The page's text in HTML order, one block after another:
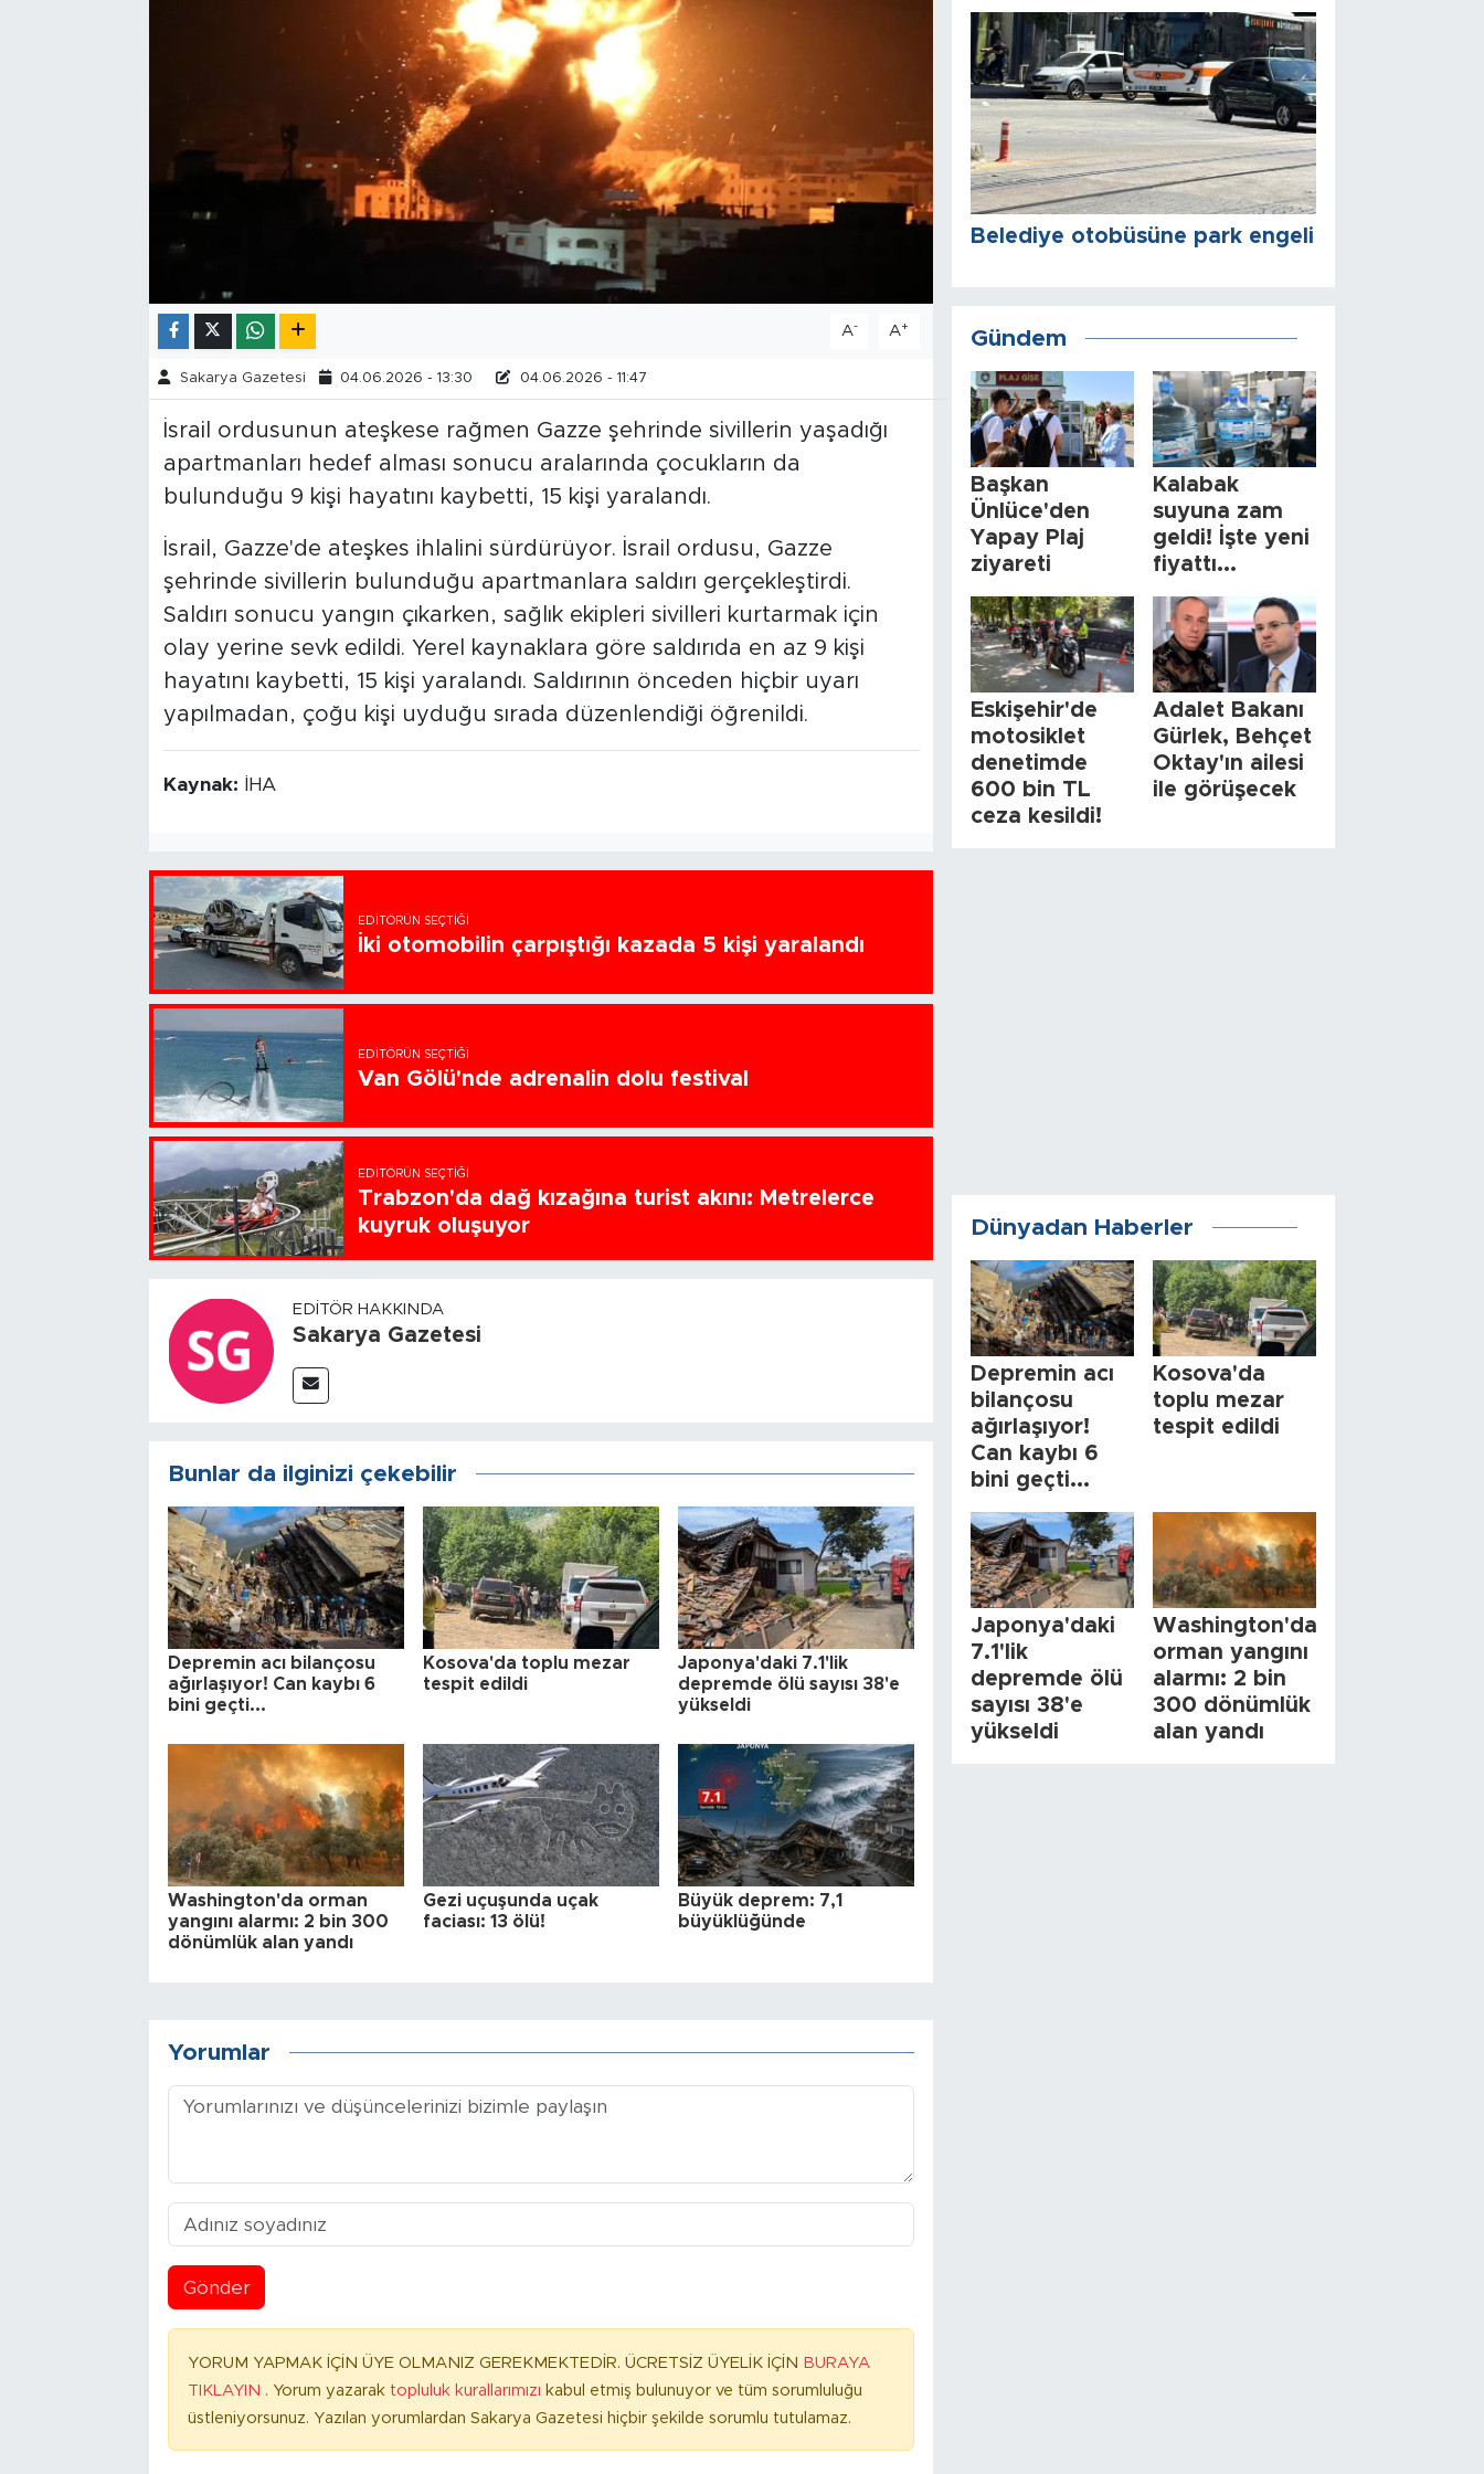
A- A+
Sakarya Gazetesi 04.06.2026 - 13:30 04.06.2026 - 11:47
İsrail ordusunun ateşkese rağmen Gazze şehrinde sivillerin yaşadığı
apartmanları hedef alması sonucu aralarında çocukların da
bulunduğu 9 kişi hayatını kaybetti, 15 kişi yaralandı.
İsrail, Gazze'de ateşkes ihlalini sürdürüyor. İsrail ordusu, Gazze
şehrinde sivillerin bulunduğu apartmanlara saldırı gerçekleştirdi.
Saldırı sonucu yangın çıkarken, sağlık ekipleri sivilleri kurtarmak için
olay yerine sevk edildi. Yerel kaynaklara göre saldırıda en az 9 kişi
hayatını kaybetti, 15 kişi yaralandı. Saldırının önceden hiçbir uyarı
yapılmadan, çoğu kişi uyduğu sırada düzenlendiği öğrenildi.
Kaynak: İHA
EDITÖRÜN SEÇTIĞI
İki otomobilin çarpıştığı kazada 5 kişi yaralandı
EDITÖRÜN SEÇTIĞI
Van Gölü'nde adrenalin dolu festival
EDITÖRÜN SEÇTIĞI
Trabzon'da dağ kızağına turist akını: Metrelerce
kuyruk oluşuyor
EDITÖR HAKKINDA
Sakarya Gazetesi
Bunlar da ilginizi çekebilir
Depremin acı bilançosu
ağırlaşıyor! Can kaybı 6
bini geçti...
Kosova'da toplu mezar
tespit edildi
Japonya'daki 7.1'lik
depremde ölü sayısı 38'e
yükseldi
Washington'da orman
yangını alarmı: 2 bin 300
dönümlük alan yandı
Gezi uçuşunda uçak
faciası: 13 ölü!
Büyük deprem: 7,1
büyüklüğünde
Yorumlar
Gönder
YORUM YAPMAK İÇİN ÜYE OLMANIZ GEREKMEKTEDİR. ÜCRETSİZ ÜYELİK İÇİN BURAYA
TIKLAYIN . Yorum yazarak topluluk kurallarımızı kabul etmiş bulunuyor ve tüm sorumluluğu
üstleniyorsunuz. Yazılan yorumlardan Sakarya Gazetesi hiçbir şekilde sorumlu tutulamaz.
Belediye otobüsüne park engeli
Gündem
Başkan
Ünlüce'den
Yapay Plaj
ziyareti
Kalabak
suyuna zam
geldi! İşte yeni
fiyattı...
Eskişehir'de
motosiklet
denetimde
600 bin TL
ceza kesildi!
Adalet Bakanı
Gürlek, Behçet
Oktay'ın ailesi
ile görüşecek
Dünyadan Haberler
Depremin acı
bilançosu
ağırlaşıyor!
Can kaybı 6
bini geçti...
Kosova'da
toplu mezar
tespit edildi
Japonya'daki
7.1'lik
depremde ölü
sayısı 38'e
yükseldi
Washington'da
orman yangını
alarmı: 2 bin
300 dönümlük
alan yandı